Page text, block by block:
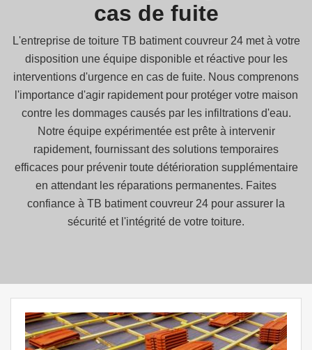
cas de fuite
L'entreprise de toiture TB batiment couvreur 24 met à votre
disposition une équipe disponible et réactive pour les
interventions d'urgence en cas de fuite. Nous comprenons
l'importance d'agir rapidement pour protéger votre maison
contre les dommages causés par les infiltrations d'eau.
Notre équipe expérimentée est prête à intervenir
rapidement, fournissant des solutions temporaires
efficaces pour prévenir toute détérioration supplémentaire
en attendant les réparations permanentes. Faites
confiance à TB batiment couvreur 24 pour assurer la
sécurité et l'intégrité de votre toiture.